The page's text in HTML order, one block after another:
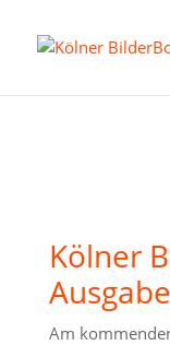
Kölner
Am